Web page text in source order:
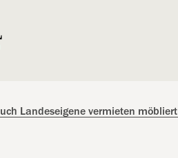
Landeseigene vermieten möbliert